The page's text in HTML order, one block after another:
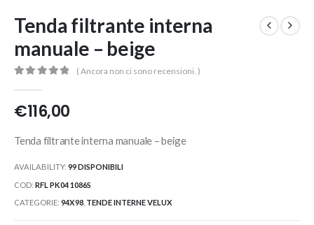
Tenda filtrante interna
manuale – beige
( Ancora non ci sono recensioni. )
€116,00
Tenda filtrante interna manuale – beige
AVAILABILITY: 99 DISPONIBILI
COD: RFL PK04 1086S
CATEGORIE: 94X98 TENDE INTERNE VELUX